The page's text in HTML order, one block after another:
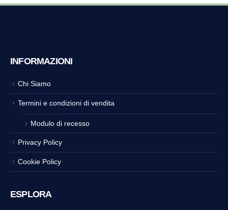
INFORMAZIONI
Chi Siamo
Termini e condizioni di vendita
Modulo di recesso
Privacy Policy
Cookie Policy
ESPLORA